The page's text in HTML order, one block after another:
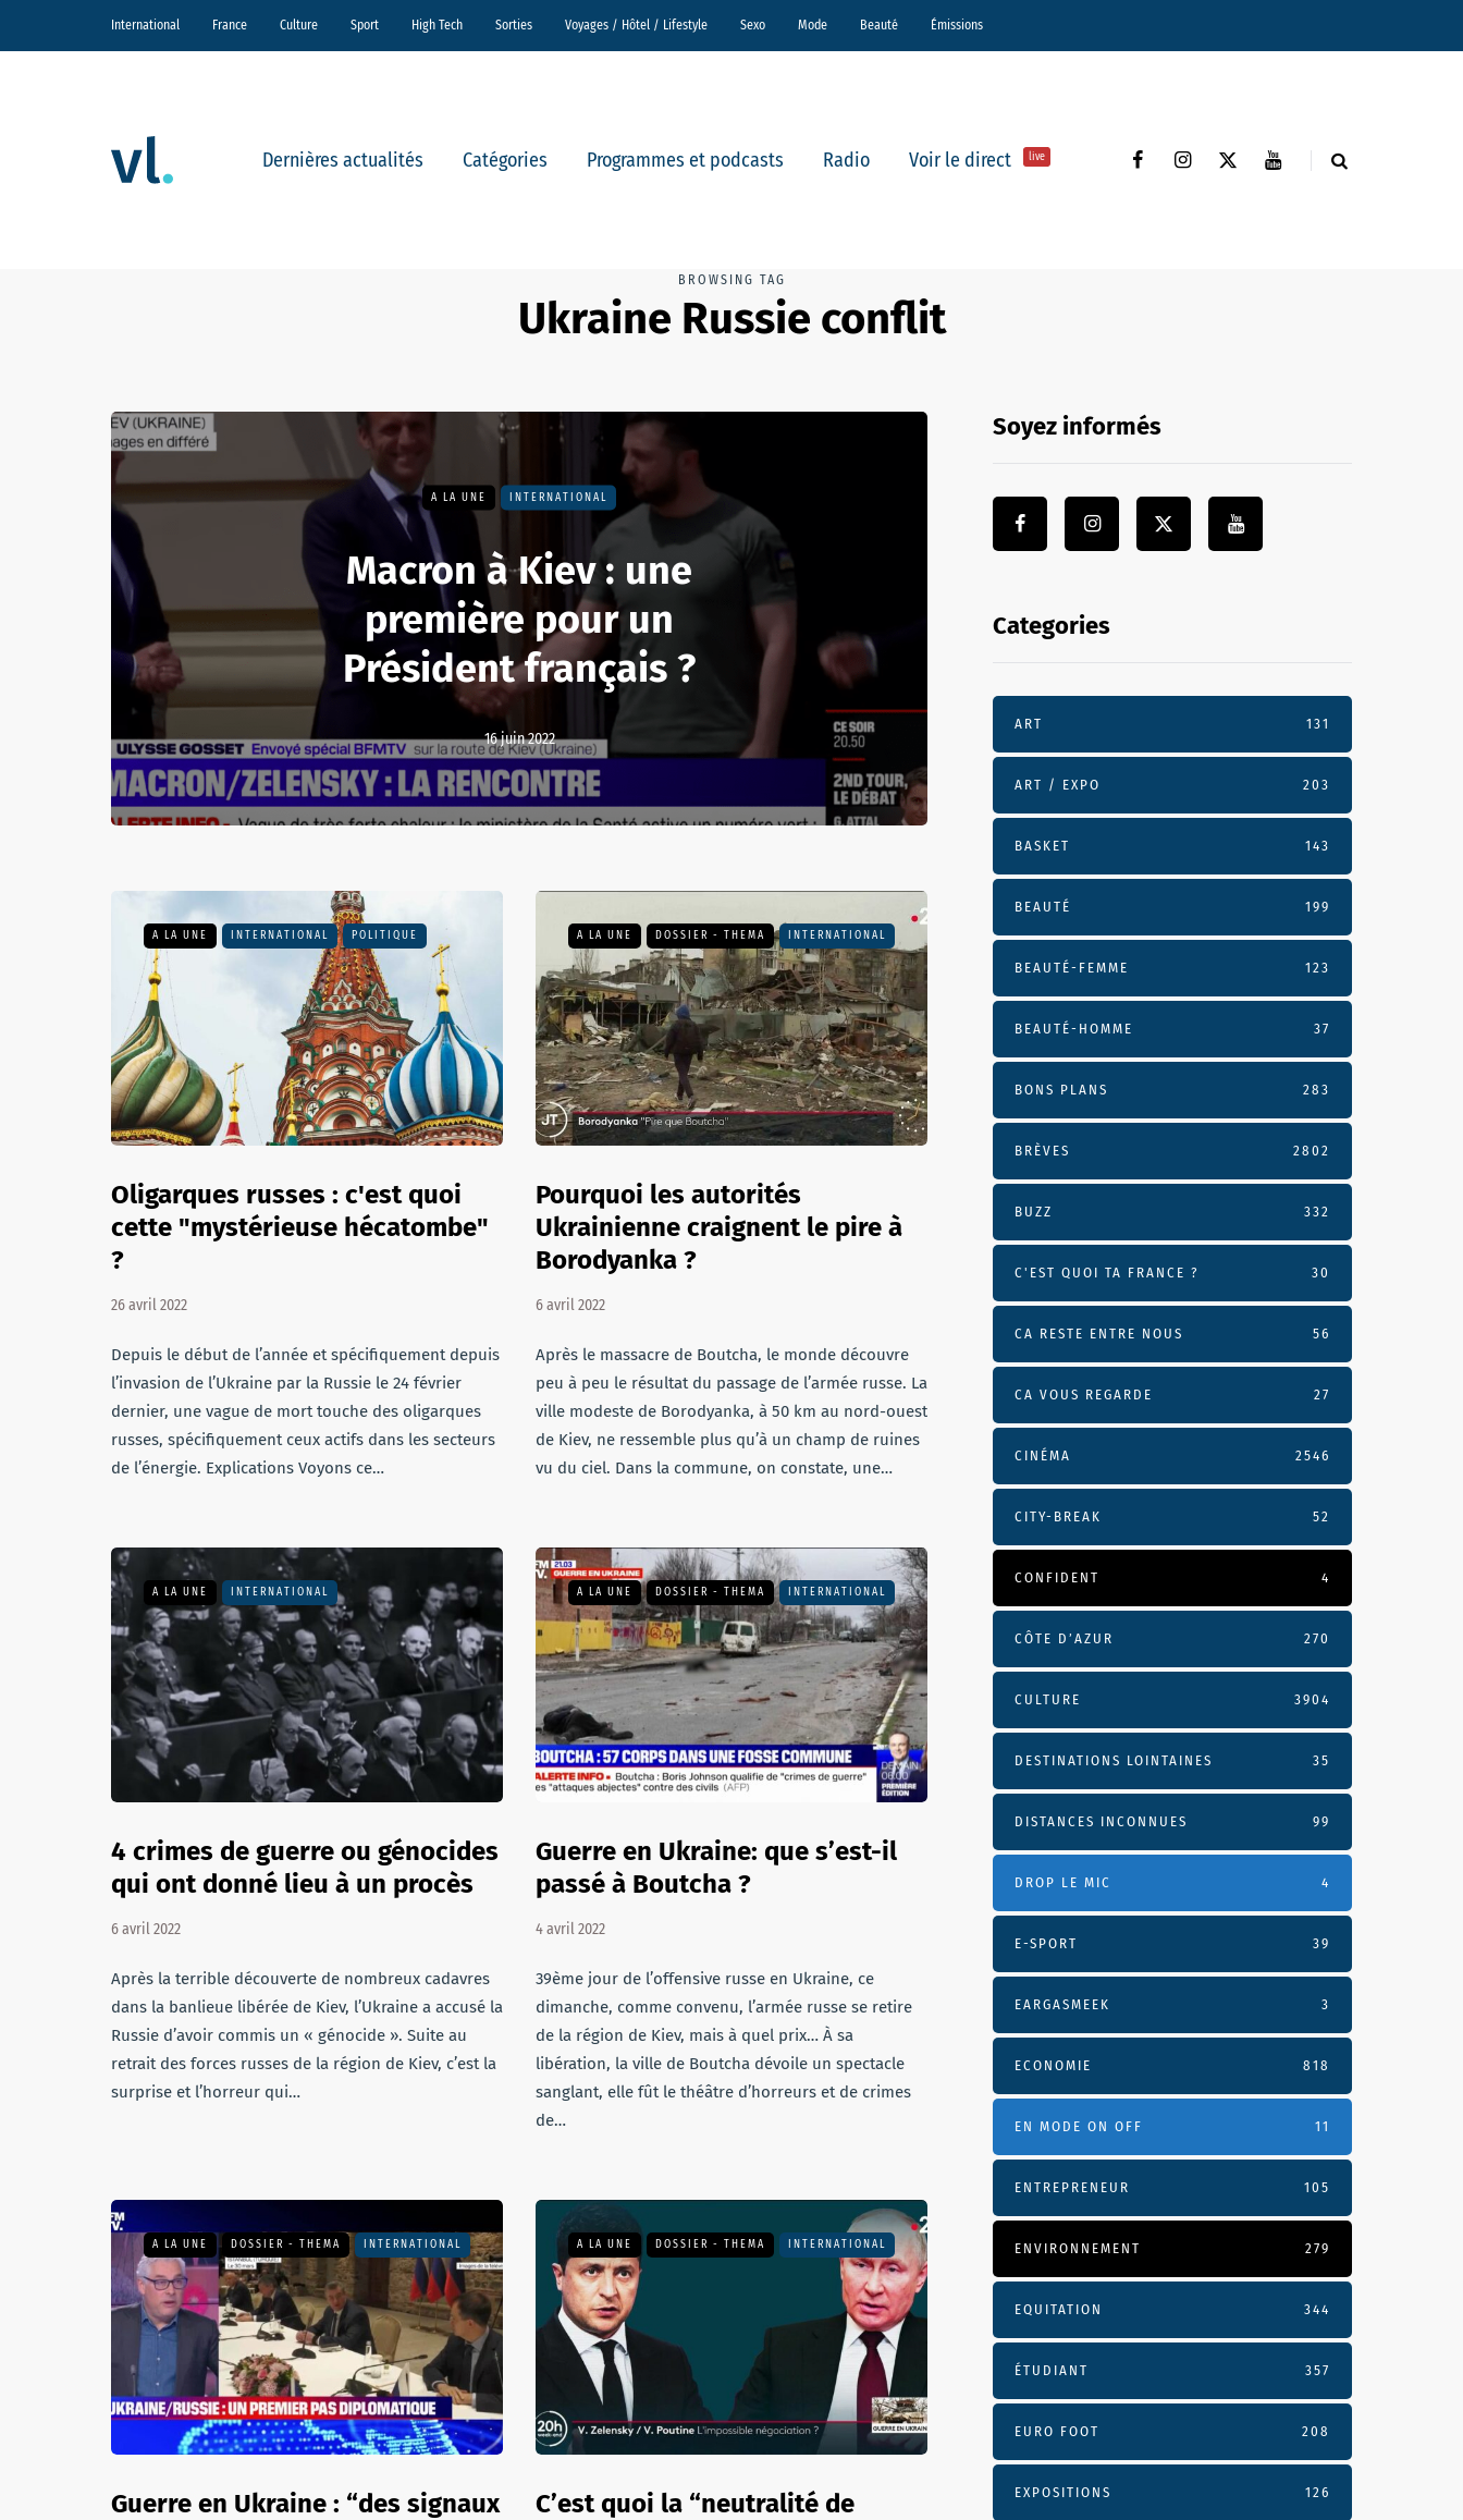
International France Culture Sport High Tech Sorties Voyages / Hôtel / Lifestyle Sexo Mode Beauté Émissions
Dernières actualités Catégories Programmes et podcasts Radio Voir le direct live
BROWSING TAG
Ukraine Russie conflit
A LA UNE INTERNATIONAL
Macron à Kiev : une
première pour un
Président français ?
16 juin 2022
A LA UNE INTERNATIONAL POLITIQUE
Oligarques russes : c'est quoi
cette "mystérieuse hécatombe"
?
26 avril 2022
Depuis le début de l’année et spécifiquement depuis
l’invasion de l’Ukraine par la Russie le 24 février
dernier, une vague de mort touche des oligarques
russes, spécifiquement ceux actifs dans les secteurs
de l’énergie. Explications Voyons ce…
A LA UNE DOSSIER - THEMA INTERNATIONAL
Pourquoi les autorités
Ukrainienne craignent le pire à
Borodyanka ?
6 avril 2022
Après le massacre de Boutcha, le monde découvre
peu à peu le résultat du passage de l’armée russe. La
ville modeste de Borodyanka, à 50 km au nord-ouest
de Kiev, ne ressemble plus qu’à un champ de ruines
vu du ciel. Dans la commune, on constate, une…
A LA UNE INTERNATIONAL
4 crimes de guerre ou génocides
qui ont donné lieu à un procès
6 avril 2022
Après la terrible découverte de nombreux cadavres
dans la banlieue libérée de Kiev, l’Ukraine a accusé la
Russie d’avoir commis un « génocide ». Suite au
retrait des forces russes de la région de Kiev, c’est la
surprise et l’horreur qui…
A LA UNE DOSSIER - THEMA INTERNATIONAL
Guerre en Ukraine: que s’est-il
passé à Boutcha ?
4 avril 2022
39ème jour de l’offensive russe en Ukraine, ce
dimanche, comme convenu, l’armée russe se retire
de la région de Kiev, mais à quel prix… À sa
libération, la ville de Boutcha dévoile un spectacle
sanglant, elle fût le théâtre d’horreurs et de crimes
de…
A LA UNE DOSSIER - THEMA INTERNATIONAL
Guerre en Ukraine : “des signaux
A LA UNE DOSSIER - THEMA INTERNATIONAL
C’est quoi la “neutralité de
Soyez informés
Categories
ART 131
ART / EXPO 203
BASKET 143
BEAUTÉ 199
BEAUTÉ-FEMME 123
BEAUTÉ-HOMME 37
BONS PLANS 283
BRÈVES 2802
BUZZ 332
C'EST QUOI TA FRANCE ? 30
CA RESTE ENTRE NOUS 56
CA VOUS REGARDE 27
CINÉMA 2546
CITY-BREAK 52
CONFIDENT 4
CÔTE D’AZUR 270
CULTURE 3904
DESTINATIONS LOINTAINES 35
DISTANCES INCONNUES 99
DROP LE MIC 4
E-SPORT 39
EARGASMEEK 3
ECONOMIE 818
EN MODE ON OFF 11
ENTREPRENEUR 105
ENVIRONNEMENT 279
EQUITATION 344
ÉTUDIANT 357
EURO FOOT 208
EXPOSITIONS 126